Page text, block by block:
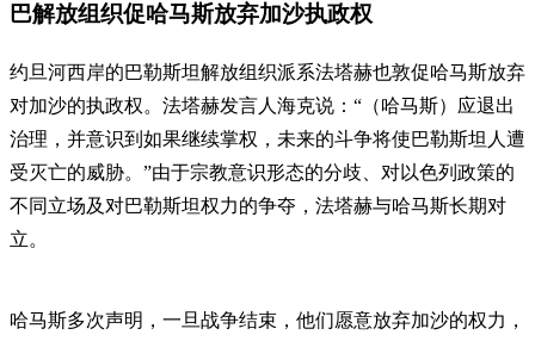
巴解放组织促哈马斯放弃加沙执政权
约旦河西岸的巴勒斯坦解放组织派系法塔赫也敦促哈马斯放弃
对加沙的执政权。法塔赫发言人海克说：“（哈马斯）应退出
治理，并意识到如果继续掌权，未来的斗争将使巴勒斯坦人遭
受灭亡的威胁。”由于宗教意识形态的分歧、对以色列政策的
不同立场及对巴勒斯坦权力的争夺，法塔赫与哈马斯长期对
立。
哈马斯多次声明，一旦战争结束，他们愿意放弃加沙的权力，